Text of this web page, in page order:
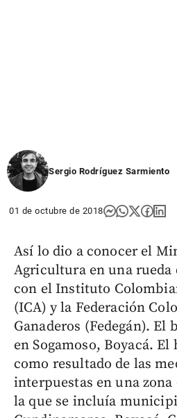
Sergio Rodríguez Sarmiento
01 de octubre de 2018
Así lo dio a conocer el
Agricultura en una rueda
con el Instituto
(ICA) y la Federación
Ganaderos (Fedegán).
en Sogamoso, Boyacá. El
como resultado de las
interpuestas en una
la que se incluía